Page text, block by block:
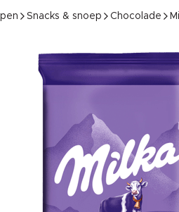
Snacks & snoep Chocolade